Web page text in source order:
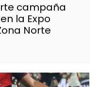
campaña
la Expo
Norte